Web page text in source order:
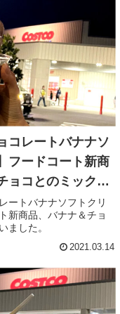
コレートバナナソ
フードコート新商
ョコとのミックス
ートバナナソフトクリ
新商品、バナナ＆チョ
ました。
2021.03.14